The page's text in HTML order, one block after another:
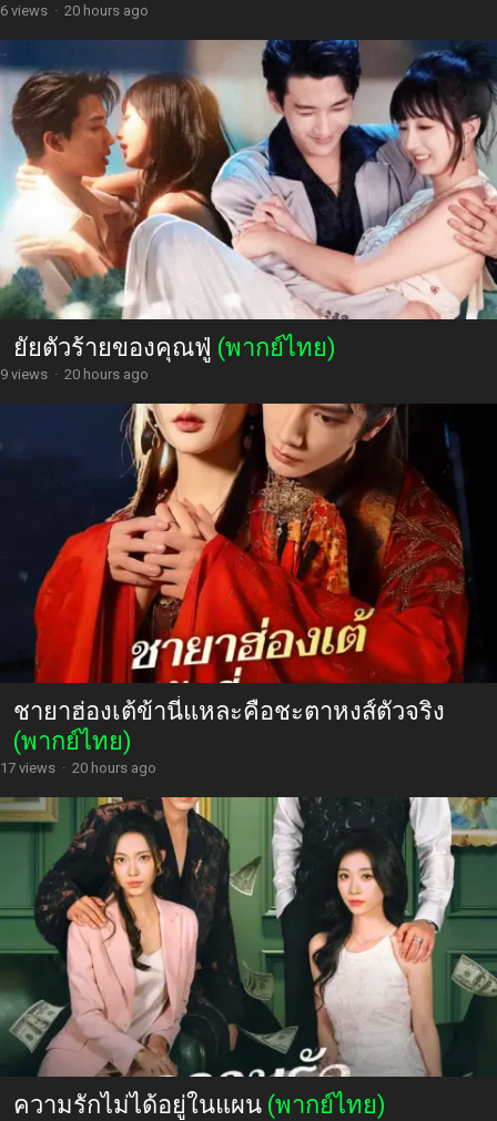
6 views · 20 hours ago
ยัยตัวร้ายของคุณฟู่ (พากย์ไทย)
9 views · 20 hours ago
ชายาฮ่องเต้ข้านี่แหละคือชะตาหงส์ตัวจริง
(พากย์ไทย)
17 views · 20 hours ago
ความรักไม่ได้อยู่ในแผน (พากย์ไทย)